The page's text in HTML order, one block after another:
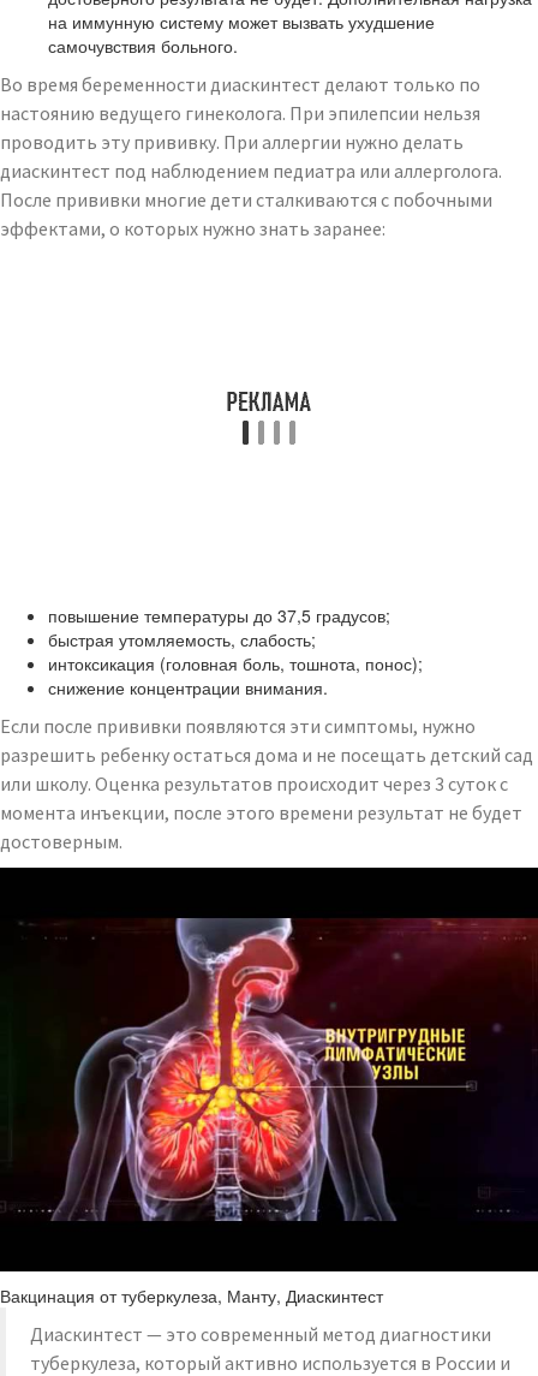
на иммунную систему может вызвать ухудшение
самочувствия больного.
Во время беременности диаскинтест делают только по
настоянию ведущего гинеколога. При эпилепсии нельзя
проводить эту прививку. При аллергии нужно делать
диаскинтест под наблюдением педиатра или аллерголога.
После прививки многие дети сталкиваются с побочными
эффектами, о которых нужно знать заранее:
повышение температуры до 37,5 градусов;
быстрая утомляемость, слабость;
интоксикация (головная боль, тошнота, понос);
снижение концентрации внимания.
Если после прививки появляются эти симптомы, нужно
разрешить ребенку остаться дома и не посещать детский сад
или школу. Оценка результатов происходит через 3 суток с
момента инъекции, после этого времени результат не будет
достоверным.
Вакцинация от туберкулеза, Манту, Диаскинтест
Диаскинтест — это современный метод диагностики
туберкулеза, который активно используется в России и